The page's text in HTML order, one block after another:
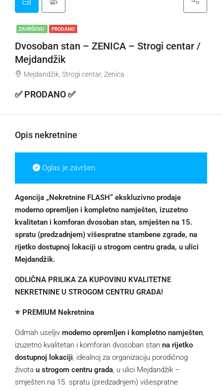
ZAVRŠENO PRODANO
Dvosoban stan – ZENICA – Strogi centar /
Mejdandžik
Mejdandžik, Strogi centar, Zenica
✅ PRODANO ✅
Opis nekretnine
Oglas je završen.
Agencija „Nekretnine FLASH“ ekskluzivno prodaje
moderno opremljen i kompletno namješten, izuzetno
kvalitetan i komforan dvosoban stan, smješten na 15.
spratu (predzadnjem) višespratne stambene zgrade, na
rijetko dostupnoj lokaciji u strogom centru grada, u ulici
Mejdandžik.
ODLIČNA PRILIKA ZA KUPOVINU KVALITETNE
NEKRETNINE U STROGOM CENTRU GRADA!
⭐️ PREMIUM Nekretnina
Odmah useljiv moderno opremljen i kompletno namješten
izuzetno kvalitetan i komforan dvosoban stan na rijetko
dostupnoj lokaciji , idealnoj za organizaciju porodičnog
života u strogom centru grada , u ulici Mejdandžik –
smješten na 15. spratu (predzadnjem) višespratne